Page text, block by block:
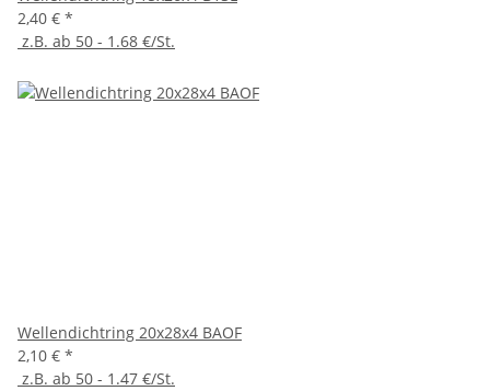
2,40 € *
z.B. ab 50 - 1.68 €/St.
Wellendichtring 20x28x4 BAOF
2,10 € *
z.B. ab 50 - 1.47 €/St.